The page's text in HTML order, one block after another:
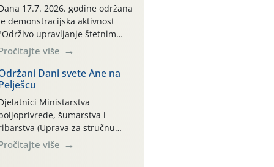
se ne prihvaća.
je osiguran
povrat prazne
isključivo ovih tvrtki:
MAKS, AGRONOM,
TKI* (PINUS […]
17.7. 2026. godine održana
demonstracijska aktivnost
upravljanje štetnim
prema načelima
integrirane zaštite pri uzgoju
na pokusnom polju
kraj naselja Belica
parcela ID 2445031)
dio Međimurske
više
Dani svete Ane na
Ministarstva
šumarstva i
(Uprava za stručnu
razvoju poljoprivrede)
sudjelovali su na tradicionalnom
više